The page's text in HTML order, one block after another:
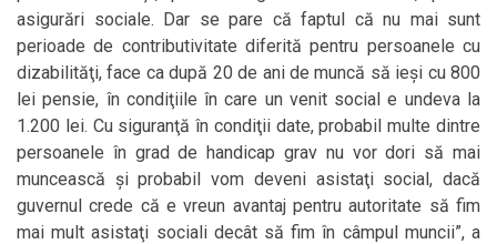
asigurări sociale. Dar se pare că faptul că nu mai sunt
perioade de contributivitate diferită pentru persoanele cu
dizabilităţi, face ca după 20 de ani de muncă să ieşi cu 800
lei pensie, în condiţiile în care un venit social e undeva la
1.200 lei. Cu siguranţă în condiţii date, probabil multe dintre
persoanele în grad de handicap grav nu vor dori să mai
muncească şi probabil vom deveni asistaţi social, dacă
guvernul crede că e vreun avantaj pentru autoritate să fim
mai mult asistaţi sociali decât să fim în câmpul muncii”, a